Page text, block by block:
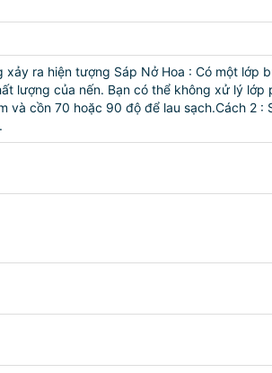
ra hiện tượng Sáp Nở Hoa : Có một lớp
lượng của nến. Bạn có thể không xử lý
và cồn 70 hoặc 90 độ để lau sạch.Cách 2